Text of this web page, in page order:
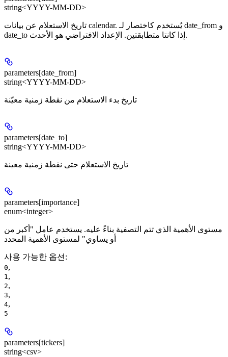
string<YYYY-MM-DD>
تاريخ الاستعلام عن بيانات calendar. يُستخدم كاختصار لـ date_from و
date_to إذا كانتا متطابقتين. الإعداد الافتراضي هو الأحدث.
parameters[date_from]
string<YYYY-MM-DD>
تاريخ بدء الاستعلام من نقطة زمنية معيّنة
parameters[date_to]
string<YYYY-MM-DD>
تاريخ الاستعلام حتى نقطة زمنية معينة
parameters[importance]
enum<integer>
مستوى الأهمية الذي تتم التصفية بناءً عليه. يستخدم عامل "أكبر من
أو يساوي" لمستوى الأهمية المحدد
사용 가능한 옵션:
0,
1,
2,
3,
4,
5
parameters[tickers]
string<csv>